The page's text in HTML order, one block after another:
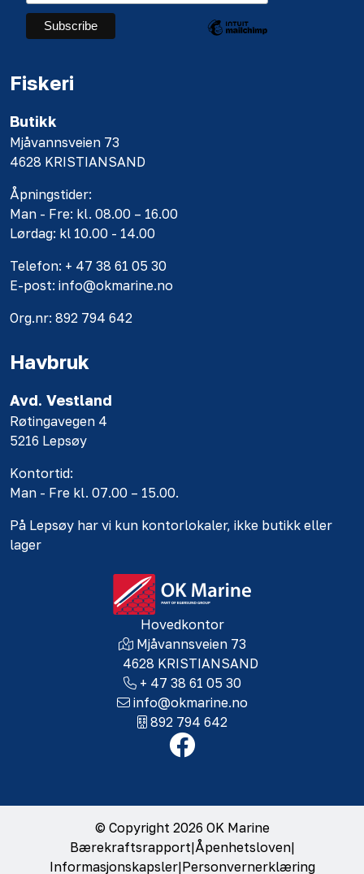
Fiskeri
Butikk
Mjåvannsveien 73
4628 KRISTIANSAND
Åpningstider:
Man - Fre: kl. 08.00 – 16.00
Lørdag: kl 10.00 - 14.00
Telefon: + 47 38 61 05 30
E-post: info@okmarine.no
Org.nr: 892 794 642
Havbruk
Avd. Vestland
Røtingavegen 4
5216 Lepsøy
Kontortid:
Man - Fre kl. 07.00 – 15.00.
På Lepsøy har vi kun kontorlokaler, ikke butikk eller
lager
Hovedkontor
Mjåvannsveien 73
4628 KRISTIANSAND
+ 47 38 61 05 30
info@okmarine.no
892 794 642
© Copyright 2026 OK Marine
Bærekraftsrapport|Åpenhetsloven|
Informasjonskapsler|Personvernerklæring